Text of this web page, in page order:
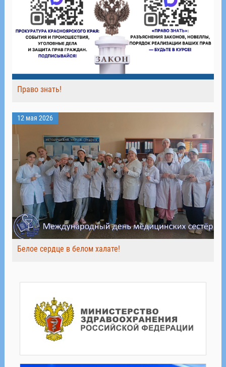
Право знать!
12 мая 2026
Белое сердце в белом халате!